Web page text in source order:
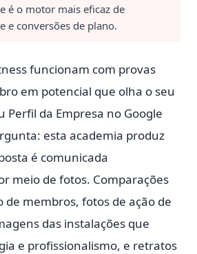
é o motor mais eficaz de
e conversões de plano.
funcionam com provas
em potencial que olha o seu
Perfil da Empresa no Google
esta academia produz
é comunicada
meio de fotos. Comparações
membros, fotos de ação de
das instalações que
e profissionalismo, e retratos